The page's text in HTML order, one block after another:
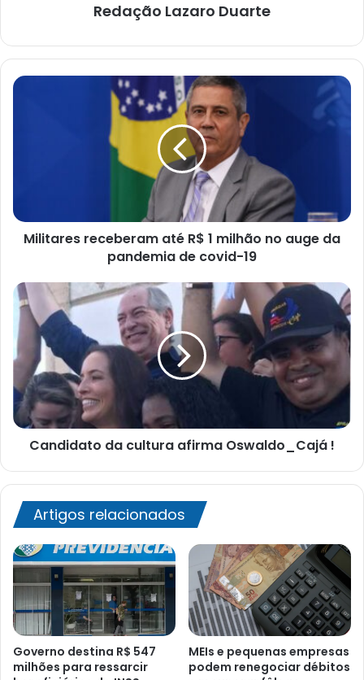
Redação Lazaro Duarte
Militares
da
pandemia
19
Militares receberam até R$ 1 milhão no auge da
pandemia de covid-19
Candidato
da
cultura
afirma
Oswaldo_Cajá
Candidato da cultura afirma Oswaldo_Cajá !
Artigos relacionados
Governo destina R$ 547
milhões para ressarcir
MEIs e pequenas empresas
podem renegociar débitos